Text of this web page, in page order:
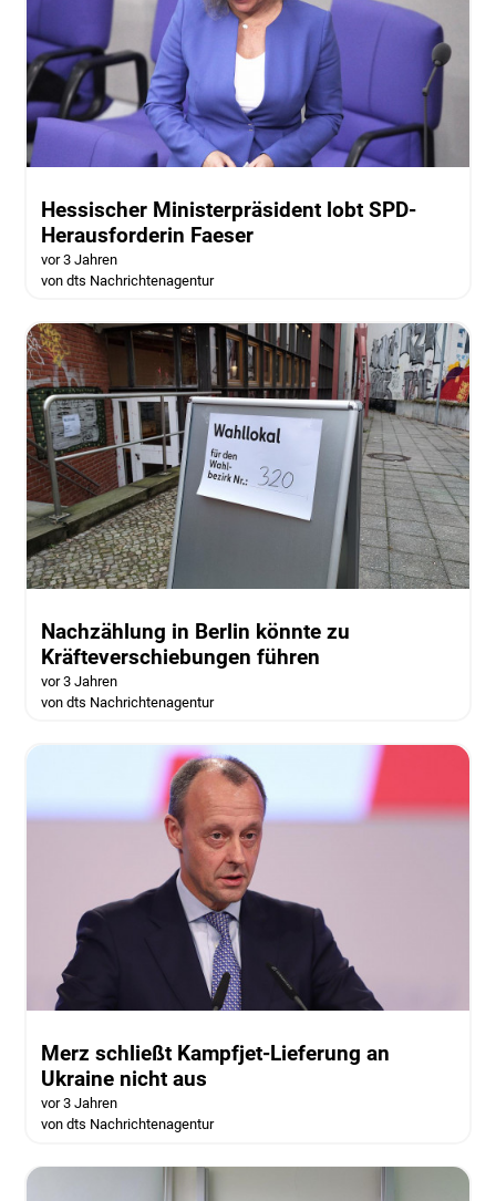
Hessischer Ministerpräsident lobt SPD-
Herausforderin Faeser
vor 3 Jahren
von dts Nachrichtenagentur
Nachzählung in Berlin könnte zu
Kräfteverschiebungen führen
vor 3 Jahren
von dts Nachrichtenagentur
Merz schließt Kampfjet-Lieferung an
Ukraine nicht aus
vor 3 Jahren
von dts Nachrichtenagentur